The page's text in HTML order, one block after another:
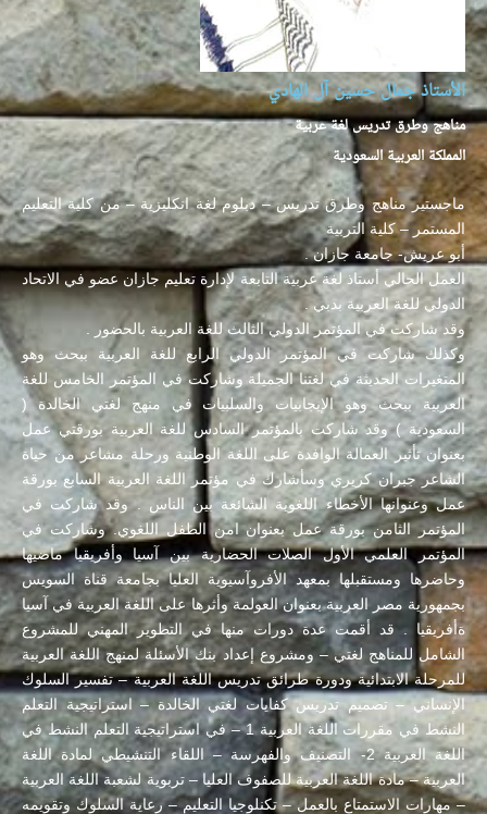
الأستاذ جمال حسين آل الهادي
مناهج وطرق تدريس لغة عربية
المملكة العربية السعودية
ماجستير مناهج وطرق تدريس – دبلوم لغة انكليزية – من كلية التعليم
المستمر – كلية التربية
أبو عريش- جامعة جازان .
العمل الحالي أستاذ لغة عربية التابعة لإدارة تعليم جازان عضو في الاتحاد
الدولي للغة العربية بدبي .
وقد شاركت في المؤتمر الدولي الثالث للغة العربية بالحضور .
وكذلك شاركت في المؤتمر الدولي الرابع للغة العربية ببحث وهو
المتغيرات الحديثة في لغتنا الجميلة وشاركت في المؤتمر الخامس للغة
العربية ببحث وهو الإيجابيات والسلبيات في منهج لغتي الخالدة (
السعودية ) وقد شاركت بالمؤتمر السادس للغة العربية بورقتي عمل
بعنوان تأثير العمالة الوافدة على اللغة الوطنية ورحلة مشاعر من حياة
الشاعر جبران كريري وسأشارك في مؤتمر اللغة العربية السابع بورقة
عمل وعنوانها الأخطاء اللغوية الشائعة بين الناس . وقد شاركت في
المؤتمر الثامن بورقة عمل بعنوان امن الطفل اللغوي. وشاركت في
المؤتمر العلمي الأول الصلات الحضارية بين آسيا وأفريقيا ماضيها
وحاضرها ومستقبلها بمعهد الأفروآسيوية العليا بجامعة قناة السويس
بجمهورية مصر العربية بعنوان العولمة وأثرها على اللغة العربية في آسيا
ةأفريقيا . قد أقمت عدة دورات منها في التطوير المهني للمشروع
الشامل للمناهج لغتي – ومشروع إعداد بنك الأسئلة لمنهج اللغة العربية
للمرحلة الابتدائية ودورة طرائق تدريس اللغة العربية – تفسير السلوك
الإنساني – تصميم تدريس كفايات لغتي الخالدة – استراتيجية التعلم
النشط في مقررات اللغة العربية 1 – في استراتيجية التعلم النشط في
اللغة العربية 2- التصنيف والفهرسة – اللقاء التنشيطي لمادة اللغة
العربية – مادة اللغة العربية للصفوف العليا – تربوية لشعبة اللغة العربية
– مهارات الاستمتاع بالعمل – تكنلوجيا التعليم – رعاية السلوك وتقويمه